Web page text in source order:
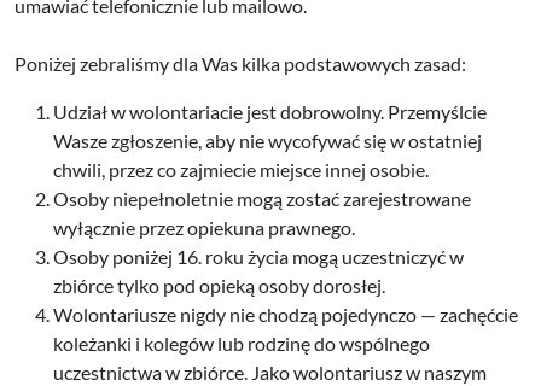
umawiać telefonicznie lub mailowo.
Poniżej zebraliśmy dla Was kilka podstawowych zasad:
Udział w wolontariacie jest dobrowolny. Przemyślcie
Wasze zgłoszenie, aby nie wycofywać się w ostatniej
chwili, przez co zajmiecie miejsce innej osobie.
Osoby niepełnoletnie mogą zostać zarejestrowane
wyłącznie przez opiekuna prawnego.
Osoby poniżej 16. roku życia mogą uczestniczyć w
zbiórce tylko pod opieką osoby dorosłej.
Wolontariusze nigdy nie chodzą pojedynczo — zachęćcie
koleżanki i kolegów lub rodzinę do wspólnego
uczestnictwa w zbiórce. Jako wolontariusz w naszym